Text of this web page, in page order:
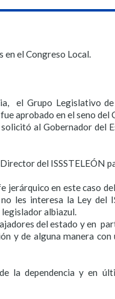
el Congreso Local.
el Grupo Legislativo
aprobado en el seno del
al Gobernador del
del ISSSTELEÓN
en este caso
les interesa la Ley del
albiazul.
del estado y en
y de alguna manera con
la dependencia y en